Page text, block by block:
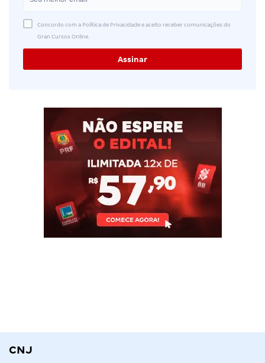
Concordo com a Política de Privacidade e aceito receber comunicações do
Gran Cursos Online.
CNJ